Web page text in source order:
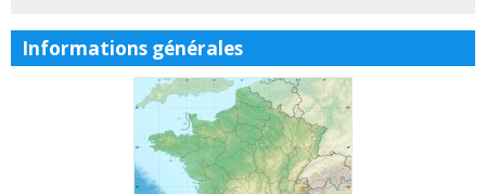
Informations générales